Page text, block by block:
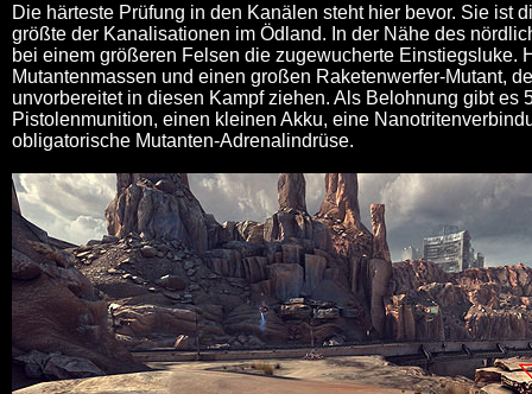
Die härteste Prüfung in den Kanälen steht hier bevor. Sie ist
größte der Kanalisationen im Ödland. In der Nähe des
bei einem größeren Felsen die zugewucherte Einstiegsluke.
Mutantenmassen und einen großen Raketenwerfer-Mutant,
unvorbereitet in diesen Kampf ziehen. Als Belohnung gibt es
Pistolenmunition, einen kleinen Akku, eine
obligatorische Mutanten-Adrenalindrüse.